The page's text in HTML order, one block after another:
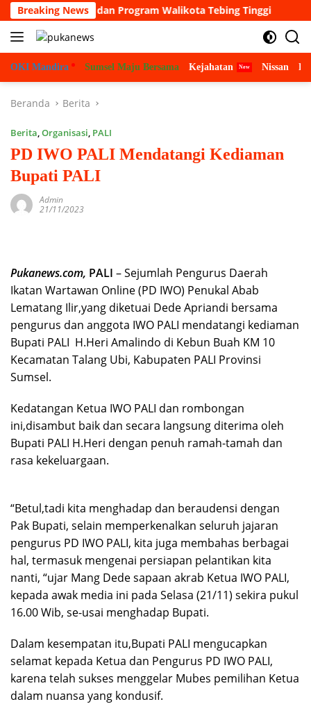
Langsung
ke
konten
Breaking News
Visi, misi dan Program Walikota Tebing Tinggi
OKI Mandira Sumsel Maju Bersama Kejahatan Nissan
Beranda Berita
Berita,Organisasi, PALI
PD IWO PALI Mendatangi Kediaman
Bupati PALI
Admin
21/11/2023
Pukanews.com, PALI – Sejumlah Pengurus Daerah
Ikatan Wartawan Online (PD IWO) Penukal Abab
Lematang Ilir,yang diketuai Dede Apriandi bersama
pengurus dan anggota IWO PALI mendatangi kediaman
Bupati PALI H.Heri Amalindo di Kebun Buah KM 10
Kecamatan Talang Ubi, Kabupaten PALI Provinsi
Sumsel.
Kedatangan Ketua IWO PALI dan rombongan
ini,disambut baik dan secara langsung diterima oleh
Bupati PALI H.Heri dengan penuh ramah-tamah dan
rasa kekeluargaan.
“Betul,tadi kita menghadap dan beraudensi dengan
Pak Bupati, selain memperkenalkan seluruh jajaran
pengurus PD IWO PALI, kita juga membahas berbagai
hal, termasuk mengenai persiapan pelantikan kita
nanti, “ujar Mang Dede sapaan akrab Ketua IWO PALI,
kepada awak media ini pada Selasa (21/11) sekira pukul
16.00 Wib, se-usai menghadap Bupati.
Dalam kesempatan itu,Bupati PALI mengucapkan
selamat kepada Ketua dan Pengurus PD IWO PALI,
karena telah sukses menggelar Mubes pemilihan Ketua
dalam nuansa yang kondusif.